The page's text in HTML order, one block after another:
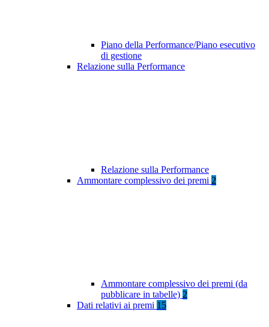
Piano della Performance/Piano esecutivo
di gestione
Relazione sulla Performance
Relazione sulla Performance
Ammontare complessivo dei premi 2
Ammontare complessivo dei premi (da
pubblicare in tabelle) 2
Dati relativi ai premi 15